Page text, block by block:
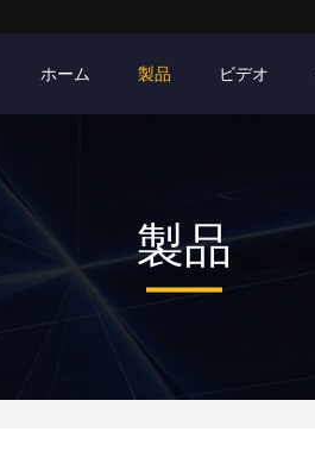
ホーム 製品 ビデオ
製品